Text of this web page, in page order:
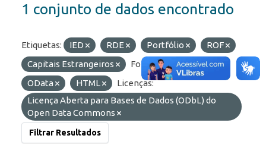
1 conjunto de dados encontrado
Etiquetas: IED RDE Portfólio
ROF
Capitais Estrangeiros
Formatos:
JSON
OData
HTML
Licenças:
Licença Aberta para Bases de Dados (ODbL) do
Open Data Commons
Filtrar Resultados